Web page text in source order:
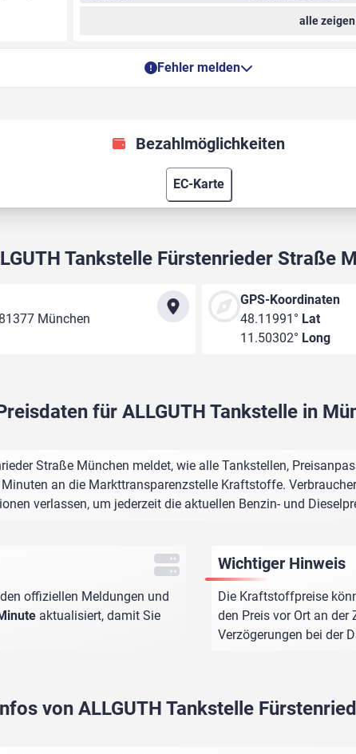
alle zeigen
Fehler melden
Bezahlmöglichkeiten
EC-Karte
Tankstelle Fürstenrieder Straße
München
GPS-Koordinaten
48.11991° Lat
11.50302° Long
für ALLGUTH Tankstelle in
Straße München meldet, wie alle Tankstellen,
an die Markttransparenzstelle Kraftstoffe.
verlassen, um jederzeit die aktuellen Benzin- und
offiziellen Meldungen und
aktualisiert, damit Sie
Wichtiger Hinweis
Die Kraftstoffpreise
den Preis vor Ort an
Verzögerungen bei der
von ALLGUTH Tankstelle